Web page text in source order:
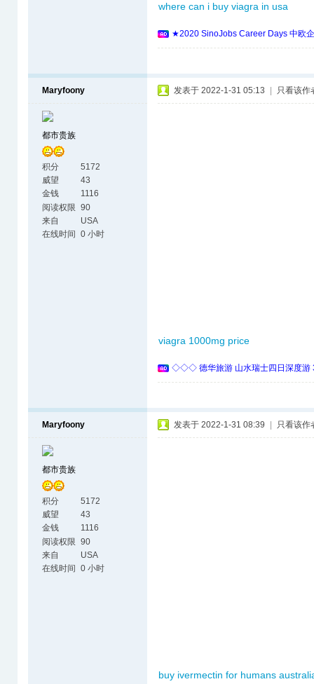
where can i buy viagra in usa
★2020 SinoJobs Career Days 中欧
Maryfoony
都市贵族
积分
5172
威望
43
金钱
1116
阅读权限 90
来自
USA
在线时间
0 小时
发表于 2022-1-31 05:13 只看该作
viagra 1000mg price
◇◇◇ 德华旅游 山水瑞士四日深度
Maryfoony
都市贵族
积分
5172
威望
43
金钱
1116
阅读权限 90
来自
USA
在线时间
0 小时
发表于 2022-1-31 08:39 只看该作
buy ivermectin for humans